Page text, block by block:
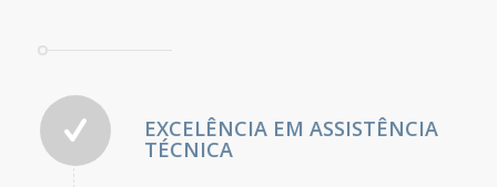
EXCELÊNCIA EM ASSISTÊNCIA
TÉCNICA